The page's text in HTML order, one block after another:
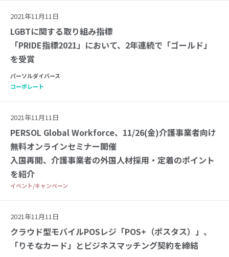
2021年11月11日
LGBTに関する取り組み指標
「PRIDE指標2021」において、2年連続で「ゴールド」
を受賞
パーソルダイバース
コーポレート
2021年11月11日
PERSOL Global Workforce、11/26(金)介護事業者向け
無料オンラインセミナー開催
入国再開、介護事業者の外国人材採用・定着のポイント
を紹介
イベント/キャンペーン
2021年11月11日
クラウド型モバイルPOSレジ「POS+（ポスタス）」、
「りそなカード」とビジネスマッチング契約を締結